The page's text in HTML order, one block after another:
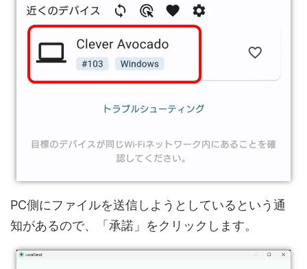
PC側にファイルを送信しようとしているという通
知があるので、「承諾」をクリックします。